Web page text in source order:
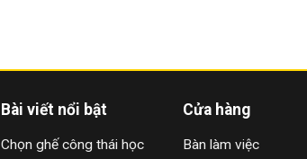
Bài viết nổi bật
Chọn ghế công thái học
Cửa hàng
Bàn làm việc